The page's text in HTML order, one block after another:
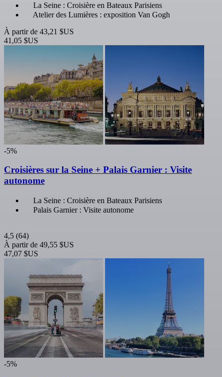
La Seine : Croisière en Bateaux Parisiens
Atelier des Lumières : exposition Van Gogh
À partir de 43,21 $US
41,05 $US
-5%
Croisières sur la Seine + Palais Garnier : Visite
autonome
La Seine : Croisière en Bateaux Parisiens
Palais Garnier : Visite autonome
4,5 (64)
À partir de 49,55 $US
47,07 $US
-5%